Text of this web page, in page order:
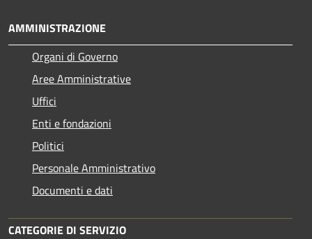
AMMINISTRAZIONE
Organi di Governo
Aree Amministrative
Uffici
Enti e fondazioni
Politici
Personale Amministrativo
Documenti e dati
CATEGORIE DI SERVIZIO